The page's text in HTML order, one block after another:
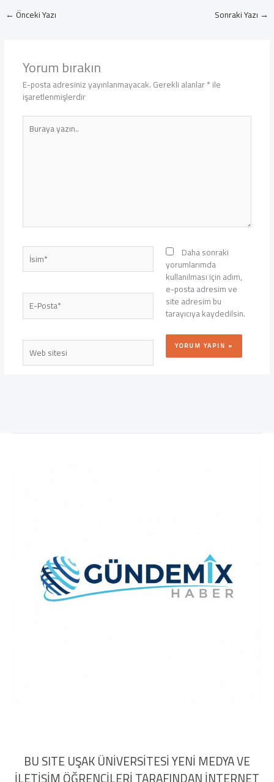
← Önceki Yazı Sonraki Yazı →
Yorum bırakın
E-posta adresiniz yayınlanmayacak.Gerekli alanlar*ile
işaretlenmişlerdir
Buraya
yazın..
İsim*
E-
Posta*
Web
sitesi
Daha sonraki
yorumlarımda
kullanılması için adım,
e-posta adresim ve
site adresim bu
tarayıcıya kaydedilsin.
BU SITE UŞAK ÜNİVERSİTESİ YENİ MEDYA VE